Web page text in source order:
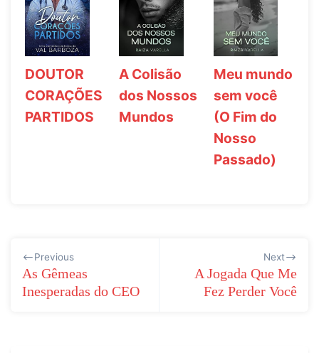
DOUTOR
CORAÇÕES
PARTIDOS
A Colisão
dos Nossos
Mundos
Meu mundo
sem você
(O Fim do
Nosso
Passado)
de
Post
Previous
As Gêmeas
Inesperadas do CEO
Next
A Jogada Que Me
Fez Perder Você